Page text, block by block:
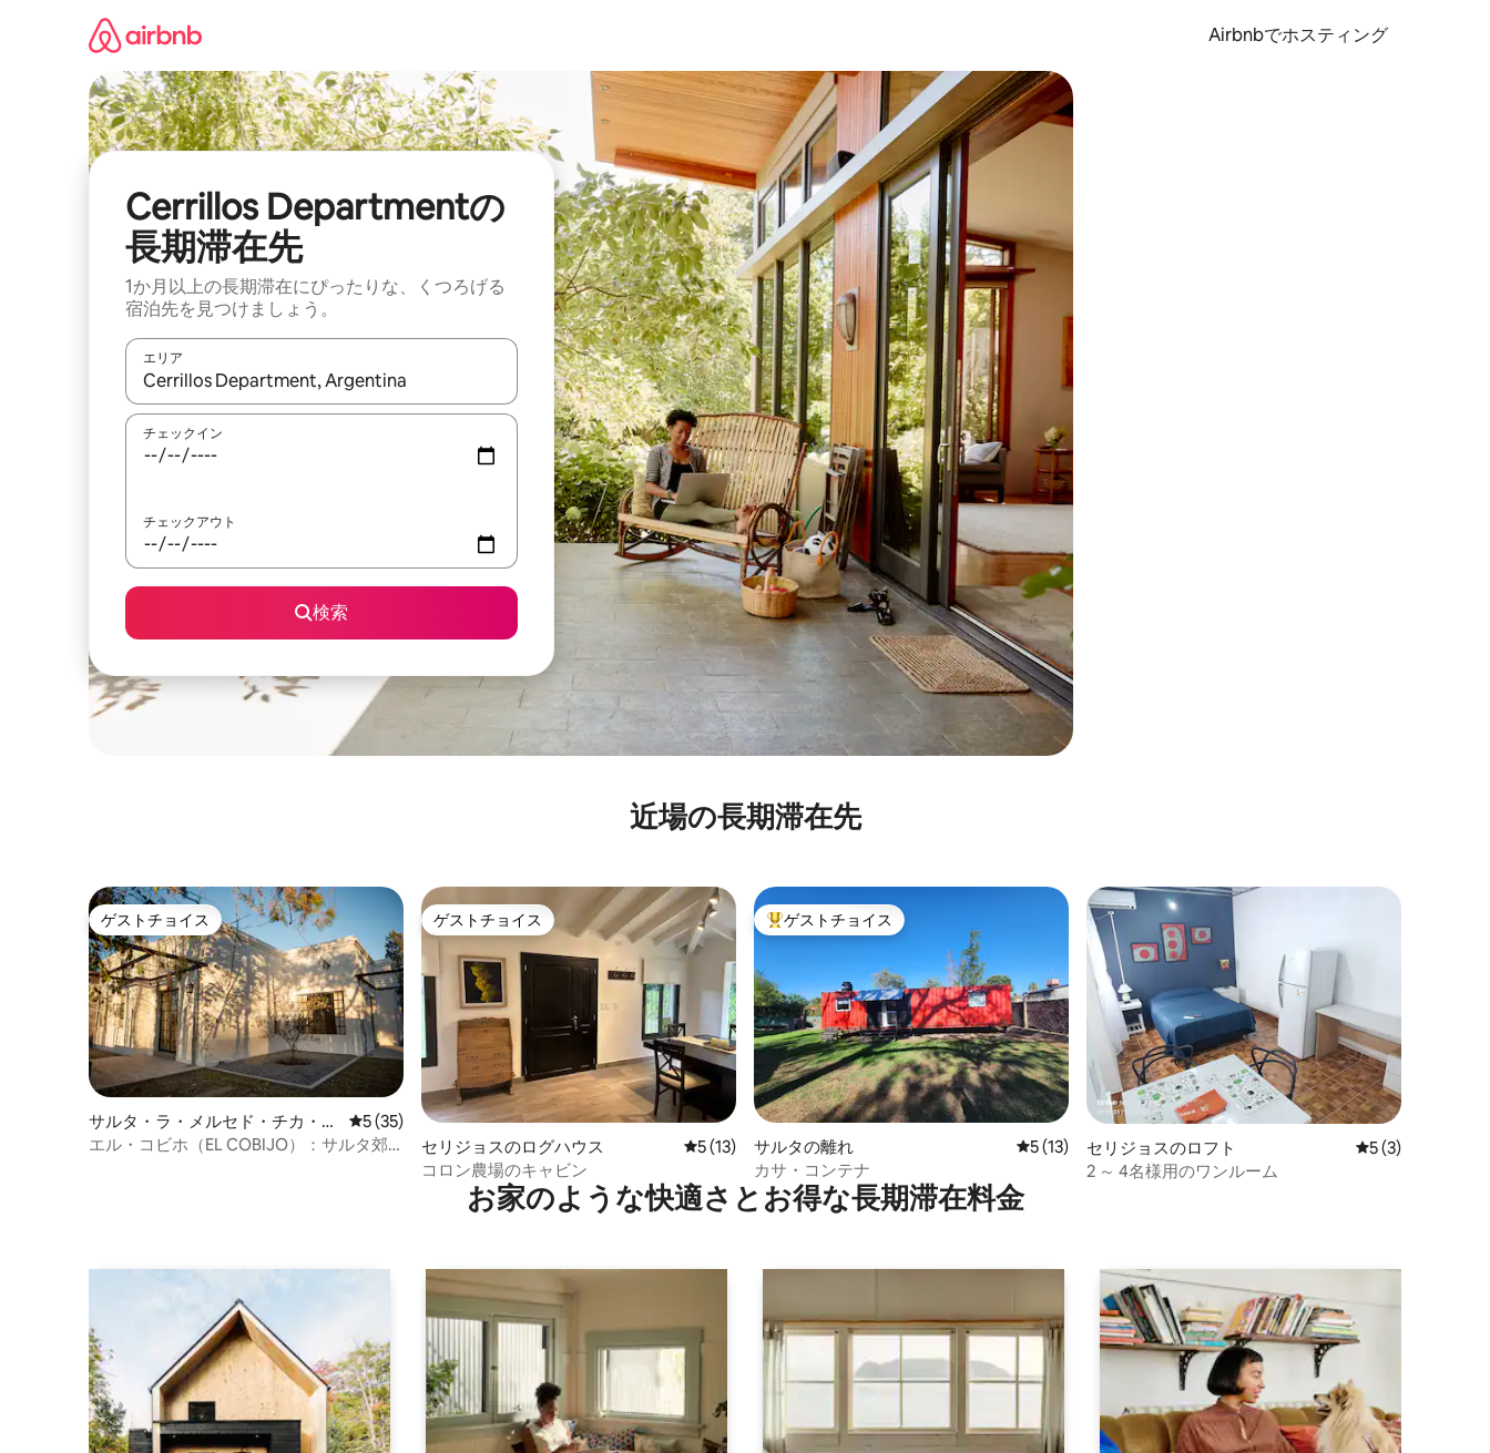
Airbnbでホスティング
Cerrillos Departmentの
長期滞在先
1か月以上の長期滞在にぴったりな、くつろげる
宿泊先を見つけましょう。
エリア
検索結果が表示されたら、上下の矢印キーを使って移動するか、画面をタッチまたはスワイプして検索結果を確認することができます。
チェックイン
チェックアウト
検索
近場の長期滞在先
ゲストチョイス
ゲストチョイス
サルタ・ラ・メルセド・チカ・エ
ル・エンコンのログハウス
レビュー35件、5つ星中5つ星の平均評価
5 (35)
エル・コビホ（EL COBIJO）：サルタ郊
ゲストチョイス
ゲストチョイス
セリジョスのログハウス レビュー13件、5つ星中5つ星の平均評価
5 (13)
コロン農場のキャビン
大好評のゲストチョイスです。
ゲストチョイス
サルタの離れ レビュー13件、5つ星中5つ星の平均評価
5 (13)
カサ・コンテナ
セリジョスのロフト レビュー3件、5
5 (3)
2 ～ 4名様用のワンルーム
お家のような快⁠適⁠さ⁠とお⁠得⁠な長⁠期⁠滞⁠在料⁠金